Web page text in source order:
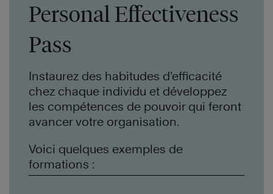
Personal Effectiveness
Pass
Instaurez des habitudes d’efficacité
chez chaque individu et développez
les compétences de pouvoir qui feront
avancer votre organisation.
Voici quelques exemples de
formations :